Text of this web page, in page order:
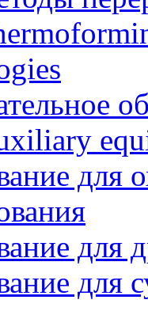
для
для
для